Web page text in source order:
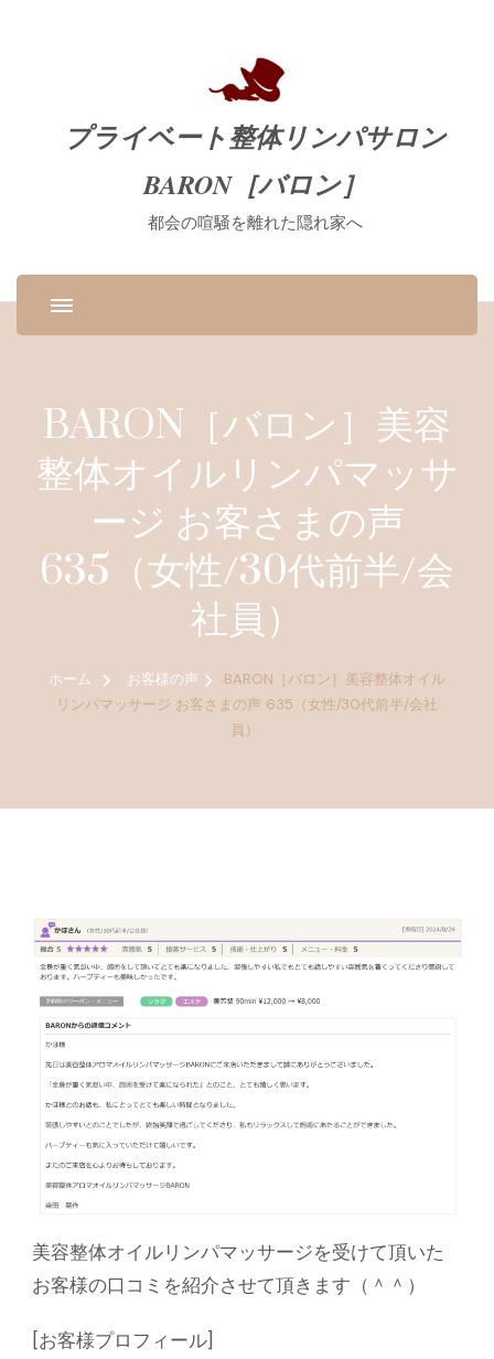
プライベート整体リンパサロン
BARON［バロン］
都会の喧騒を離れた隠れ家へ
BARON［バロン］美容
整体オイルリンパマッサ
ージ お客さまの声
635（女性/30代前半/会
社員）
ホーム お客様の声
BARON［バロン］美容整体オイル
リンパマッサージ お客さまの声 635（女性/30代前半/会社
員）
美容整体オイルリンパマッサージを受けて頂いた
お客様の口コミを紹介させて頂きます（＾＾）
[お客様プロフィール]